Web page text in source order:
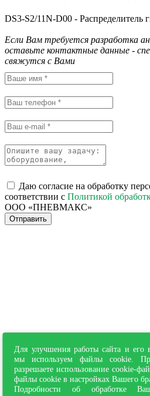
Для улучшения работы сайта и его
мы используем файлы cookie.
разрешаете использование cookie-
файлы cookie в настройках Вашего
Подробности об
DS3-S2/11N-D00 - Распределитель
Если Вам требуется разработка
оставьте контактные данные -
свяжутся с Вами
Даю согласие на обработку
соответствии с Политикой
ООО «ПНЕВМАКС»
Отправить